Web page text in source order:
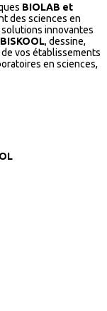
BIOLAB et
des sciences en
innovantes
, dessine,
vos établissements
en sciences,